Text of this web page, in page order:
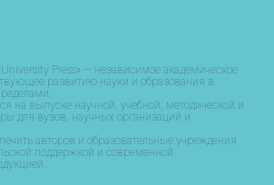
Press» — независимое академическое
развитию науки и образования в
на выпуске научной, учебной, методической и
для вузов, научных организаций и
авторов и образовательные учреждения
поддержкой и современной